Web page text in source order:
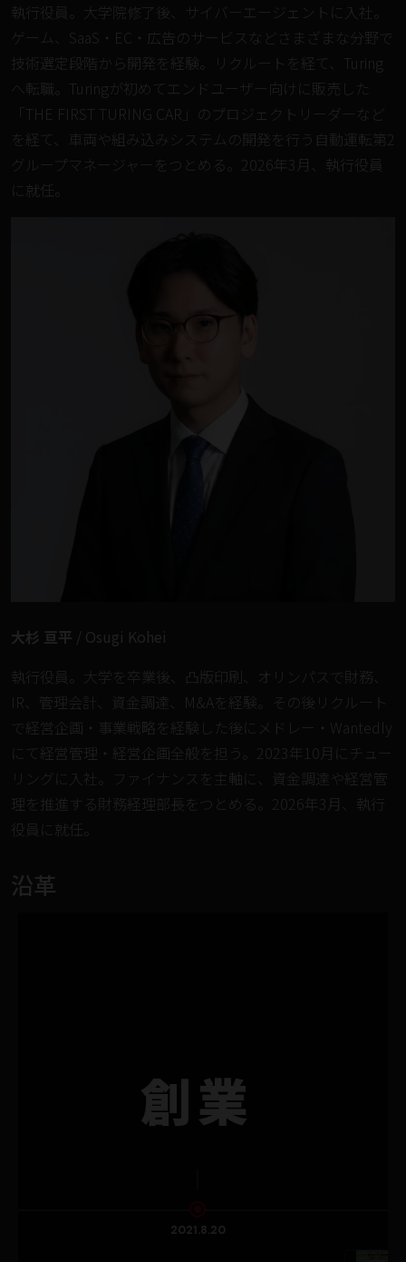
執行役員。大学院修了後、サイバーエージェントに入社。
ゲーム、SaaS・EC・広告のサービスなどさまざまな分野で
技術選定段階から開発を経験。リクルートを経て、Turing
へ転職。Turingが初めてエンドユーザー向けに販売した
「THE FIRST TURING CAR」のプロジェクトリーダーなど
を経て、車両や組み込みシステムの開発を行う自動運転第2
グループマネージャーをつとめる。2026年3月、執行役員
に就任。
大杉 亘平 / Osugi Kohei
執行役員。大学を卒業後、凸版印刷、オリンパスで財務、
IR、管理会計、資金調達、M&Aを経験。その後リクルート
で経営企画・事業戦略を経験した後にメドレー・Wantedly
にて経営管理・経営企画全般を担う。2023年10月にチュー
リングに入社。ファイナンスを主軸に、資金調達や経営管
理を推進する財務経理部長をつとめる。2026年3月、執行
役員に就任。
沿革